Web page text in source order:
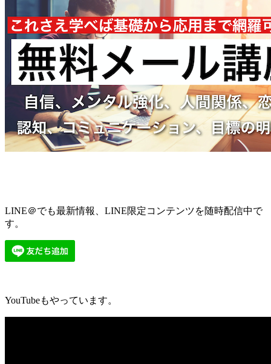
LINE＠でも最新情報、LINE限定コンテンツを随時配信中で
す。
YouTubeもやっています。